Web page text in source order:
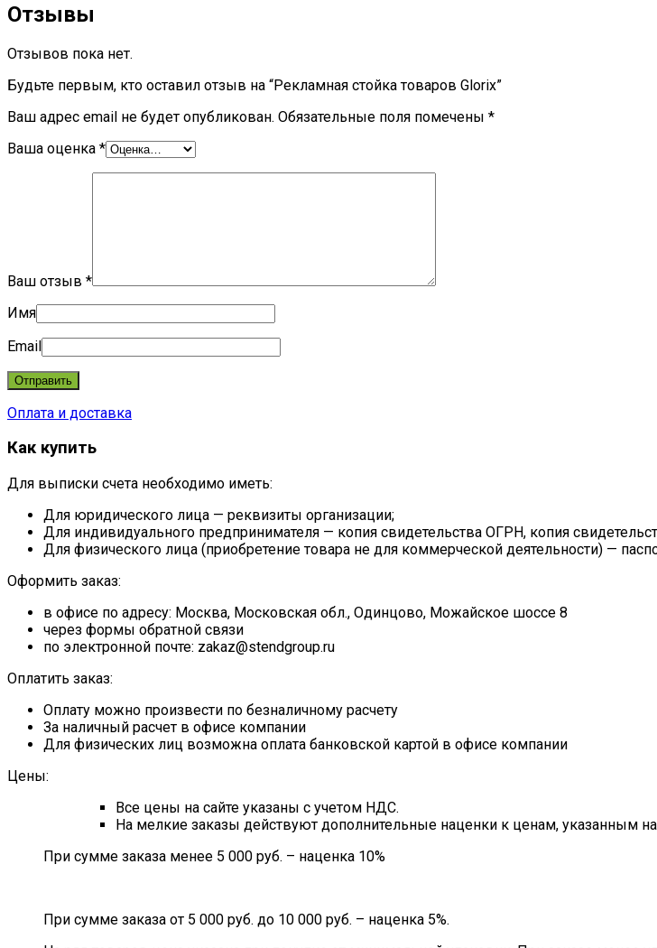
Отзывы
Отзывов пока нет.
Будьте первым, кто оставил отзыв на “Рекламная стойка товаров Glorix”
Ваш адрес email не будет опубликован. Обязательные поля помечены *
Ваша оценка *
Ваш отзыв *
Имя
Email
Оплата и доставка
Как купить
Для выписки счета необходимо иметь:
Для юридического лица — реквизиты организации;
Для индивидуального предпринимателя — копия свидетельства ОГРН, копия
Для физического лица (приобретение товара не для коммерческой деятельности) —
Оформить заказ:
в офисе по адресу: Москва, Московская обл., Одинцово, Можайское шоссе 8
через формы обратной связи
по электронной почте: zakaz@stendgroup.ru
Оплатить заказ:
Оплату можно произвести по безналичному расчету
За наличный расчет в офисе компании
Для физических лиц возможна оплата банковской картой в офисе компании
Цены:
Все цены на сайте указаны с учетом НДС.
На мелкие заказы действуют дополнительные наценки к ценам, указанным на
При сумме заказа менее 5 000 руб. – наценка 10%
При сумме заказа от 5 000 руб. до 10 000 руб. – наценка 5%.